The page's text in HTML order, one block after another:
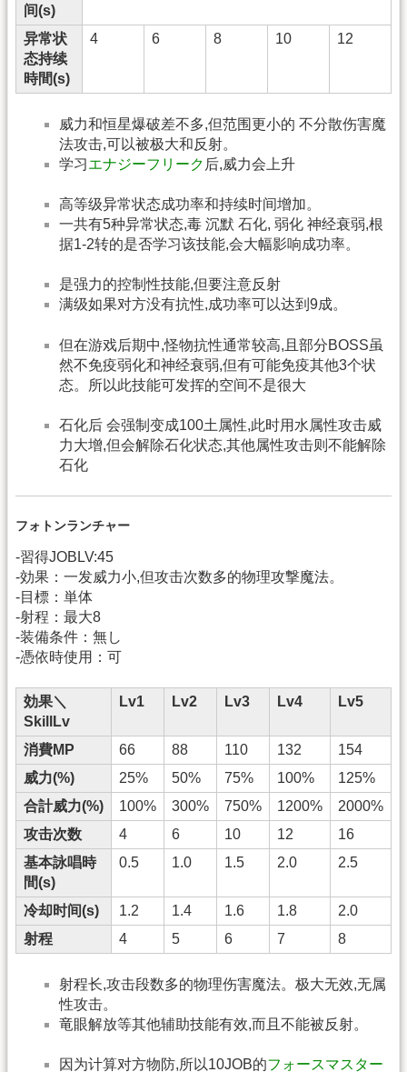
间(s)
异常状
态持续
時間(s)
4 6 8 10 12
威力和恒星爆破差不多,但范围更小的 不分散伤害魔
法攻击,可以被极大和反射。
学习エナジーフリーク 后,威力会上升
高等级异常状态成功率和持续时间增加。
一共有5种异常状态,毒 沉默 石化, 弱化 神经衰弱,根
据1-2转的是否学习该技能,会大幅影响成功率。
是强力的控制性技能,但要注意反射
满级如果对方没有抗性,成功率可以达到9成。
但在游戏后期中,怪物抗性通常较高,且部分BOSS虽
然不免疫弱化和神经衰弱,但有可能免疫其他3个状
态。所以此技能可发挥的空间不是很大
石化后 会强制变成100土属性,此时用水属性攻击威
力大增,但会解除石化状态,其他属性攻击则不能解除
石化
フォトンランチャー
-習得JOBLV:45
-効果：一发威力小,但攻击次数多的物理攻撃魔法。
-目標：単体
-射程：最大8
-装備条件：無し
-憑依時使用：可
効果＼
SkillLv
Lv1 Lv2 Lv3 Lv4 Lv5
消費MP 66 88 110 132
154
威力(%)
25% 50% 75% 100%
125%
合計威力(%)
100% 300% 750% 1200%
2000%
攻击次数
4 6 10 12
16
基本詠唱時
間(s)
0.5 1.0 1.5 2.0 2.5
冷却时间(s) 1.2 1.4 1.6 1.8
2.0
射程
4 5 6 7 8
射程长,攻击段数多的物理伤害魔法。极大无效,无属
性攻击。
竜眼解放等其他辅助技能有效,而且不能被反射。
因为计算对方物防,所以10JOB的フォースマスター